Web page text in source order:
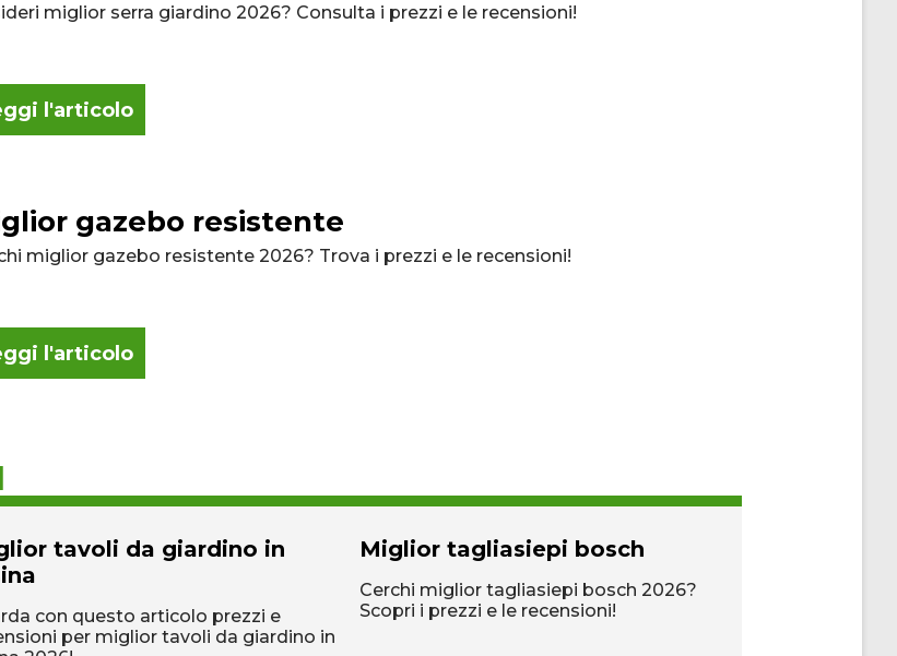
miglior serra giardino 2026? Consulta i prezzi e le recensioni!
l'articolo
gazebo resistente
miglior gazebo resistente 2026? Trova i prezzi e le recensioni!
l'articolo
tavoli da giardino in
con questo articolo prezzi e
per miglior tavoli da giardino in
Miglior tagliasiepi bosch
Cerchi miglior tagliasiepi bosch 2026?
Scopri i prezzi e le recensioni!